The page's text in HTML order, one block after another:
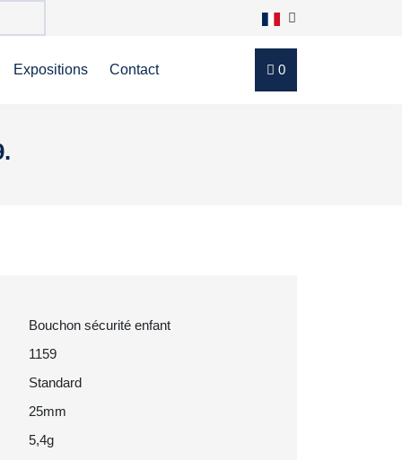
Expositions Contact 0
Bouchon sécurité enfant
1159
Standard
25mm
5,4g